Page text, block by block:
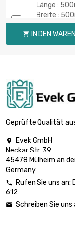
Länge :
Breite :
Dicke/
1.6mm
Länge :
1.98mm
Länge :
Breite :
Dicke/
Dicke/
 IN DEN
Geprüfte Qualität

Evek GmbH
Neckar Str. 39
45478 Mülheim an
Germany
 Rufen Sie uns an:
612
 Schreiben Sie uns